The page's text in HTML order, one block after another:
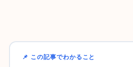
📌 この記事でわかること